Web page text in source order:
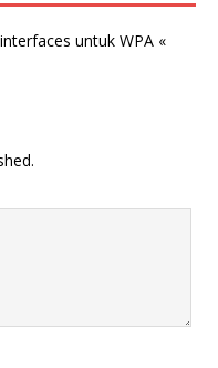
untuk WPA «